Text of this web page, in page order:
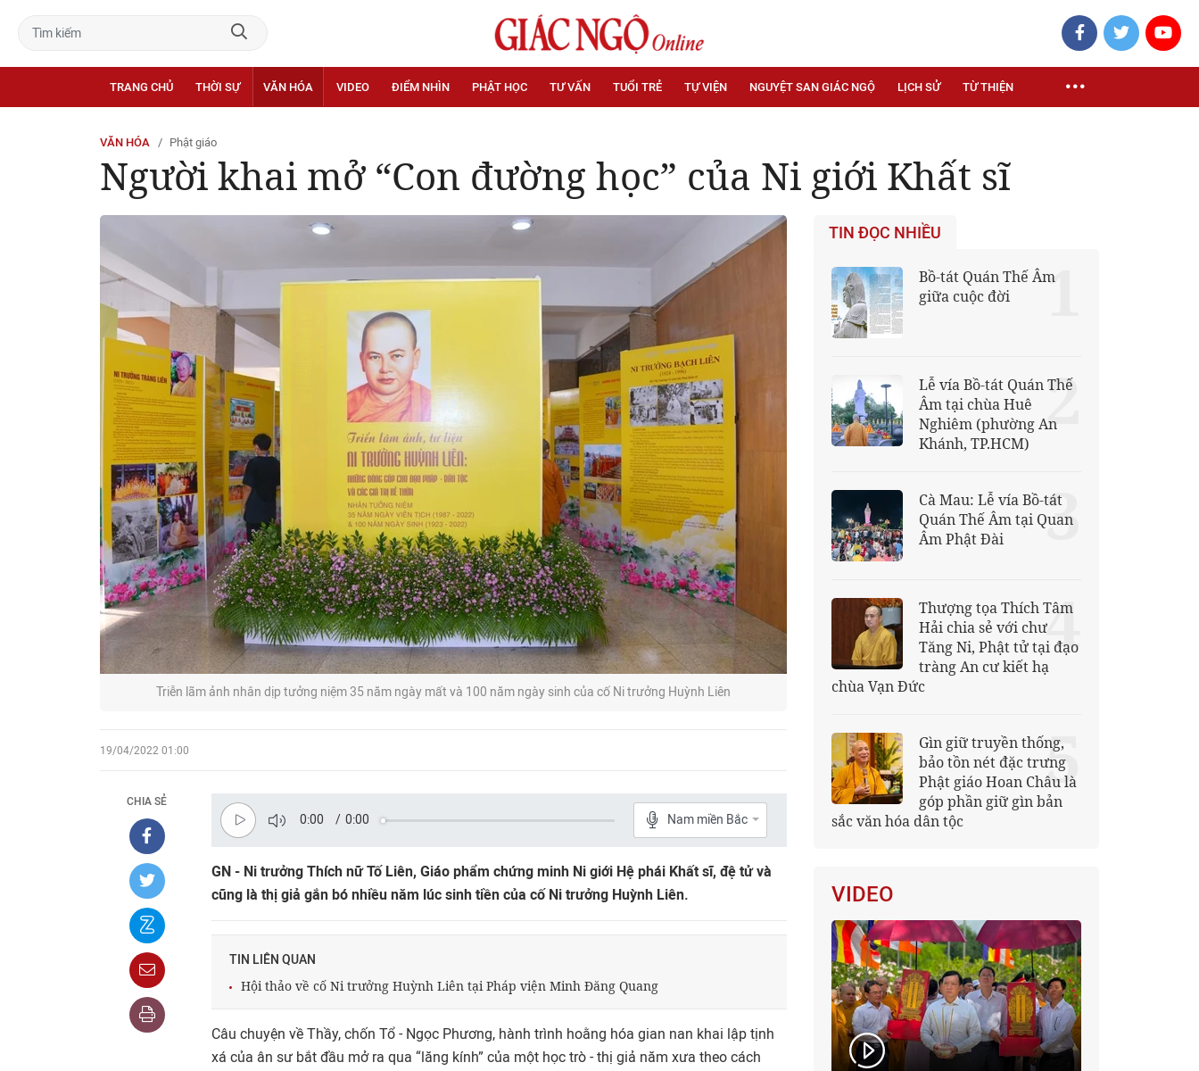
TRANG CHỦ THỜI SỰ VĂN HÓA VIDEO ĐIỂM NHÌN PHẬT HỌC TƯ VẤN TUỔI TRẺ TỰ VIỆN NGUYỆT SAN GIÁC NGỘ LỊCH SỬ TỪ THIỆN
VĂN HÓA Phật giáo
Người khai mở “Con đường học” của Ni giới Khất sĩ
Triễn lãm ảnh nhân dịp tưởng niệm 35 năm ngày mất và 100 năm ngày sinh của cố Ni trưởng Huỳnh Liên
19/04/2022 01:00
CHIA SẺ
0:00 / 0:00 Nam miền Bắc
GN - Ni trưởng Thích nữ Tố Liên, Giáo phẩm chứng minh Ni giới Hệ phái Khất sĩ, đệ tử và
cũng là thị giả gắn bó nhiều năm lúc sinh tiền của cố Ni trưởng Huỳnh Liên.
TIN LIÊN QUAN
Hội thảo về cố Ni trưởng Huỳnh Liên tại Pháp viện Minh Đăng Quang
Câu chuyện về Thầy, chốn Tổ - Ngọc Phương, hành trình hoằng hóa gian nan khai lập tịnh
xá của ân sư bắt đầu mở ra qua “lăng kính” của một học trò - thị giả năm xưa theo cách
TIN ĐỌC NHIỀU
Bồ-tát Quán Thế Âm
giữa cuộc đời
1
Lễ vía Bồ-tát Quán Thế
Âm tại chùa Huê
Nghiêm (phường An
Khánh, TP.HCM)
2
Cà Mau: Lễ vía Bồ-tát
Quán Thế Âm tại Quan
Âm Phật Đài
3
Thượng tọa Thích Tâm
Hải chia sẻ với chư
Tăng Ni, Phật tử tại đạo
tràng An cư kiết hạ
chùa Vạn Đức
4
Gìn giữ truyền thống,
bảo tồn nét đặc trưng
Phật giáo Hoan Châu là
góp phần giữ gìn bản
sắc văn hóa dân tộc
5
VIDEO